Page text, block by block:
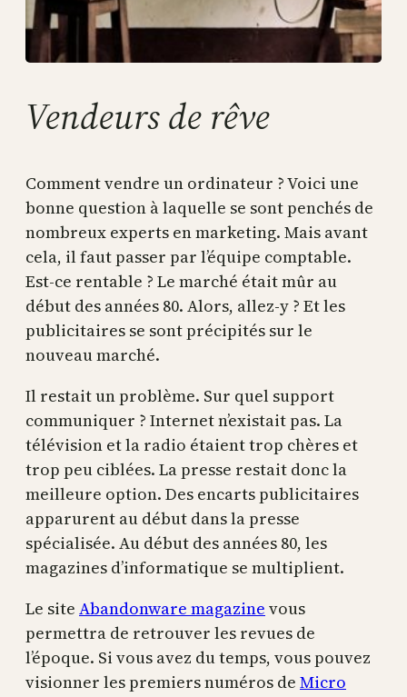
Vendeurs de rêve
Comment vendre un ordinateur ? Voici une
bonne question à laquelle se sont penchés de
nombreux experts en marketing. Mais avant
cela, il faut passer par l’équipe comptable.
Est-ce rentable ? Le marché était mûr au
début des années 80. Alors, allez-y ? Et les
publicitaires se sont précipités sur le
nouveau marché.
Il restait un problème. Sur quel support
communiquer ? Internet n’existait pas. La
télévision et la radio étaient trop chères et
trop peu ciblées. La presse restait donc la
meilleure option. Des encarts publicitaires
apparurent au début dans la presse
spécialisée. Au début des années 80, les
magazines d’informatique se multiplient.
Le site Abandonware magazine vous
permettra de retrouver les revues de
l’époque. Si vous avez du temps, vous pouvez
visionner les premiers numéros de Micro